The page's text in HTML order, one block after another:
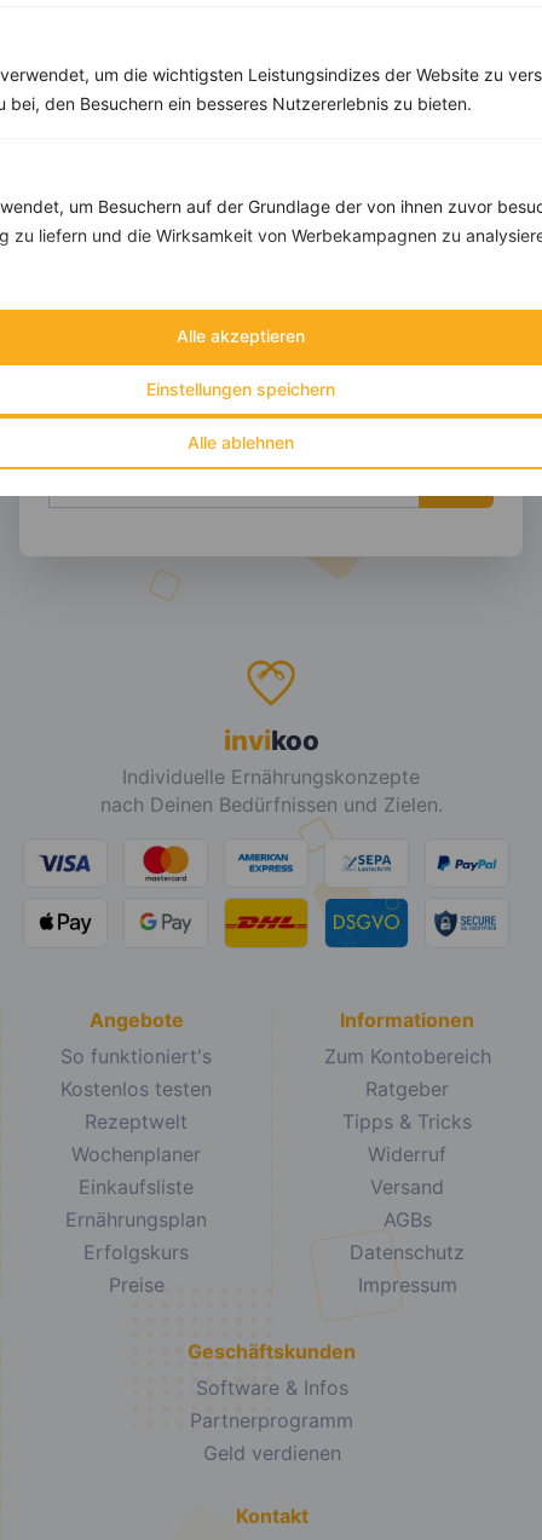
um die wichtigsten Leistungsindizes der Website zu
bei, den Besuchern ein besseres Nutzererlebnis zu bieten.
um Besuchern auf der Grundlage der von ihnen zuvor
zu liefern und die Wirksamkeit von Werbekampagnen zu
Alle ablehnen
Einstellungen speichern
Alle akzeptieren
Rezept-Empfehlungen Viele Insights
VORNAME
DEIN TAGESBEDARF
invikoo
Individuelle Ernährungskonzepte
nach Deinen Bedürfnissen und Zielen.
Angebote
So funktioniert's
Kostenlos testen
Rezeptwelt
Wochenplaner
Einkaufsliste
Ernährungsplan
Erfolgskurs
Preise
Informationen
Zum Kontobereich
Ratgeber
Tipps & Tricks
Widerruf
Versand
AGBs
Datenschutz
Impressum
Geschäftskunden
Software & Infos
Partnerprogramm
Geld verdienen
Kontakt